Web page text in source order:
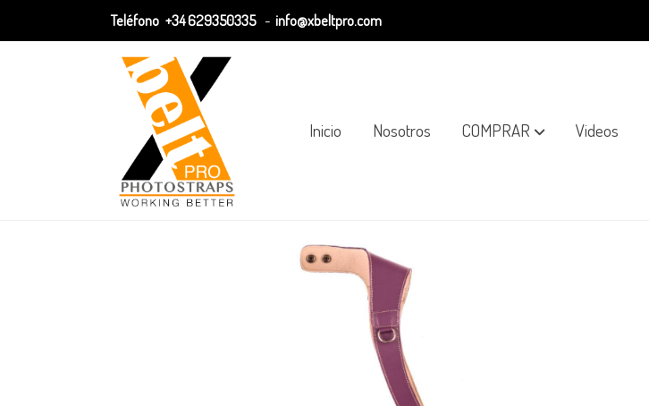
Teléfono +34 629350335 - info@xbeltpro.com
Inicio Nosotros COMPRAR Videos
Carta de colors